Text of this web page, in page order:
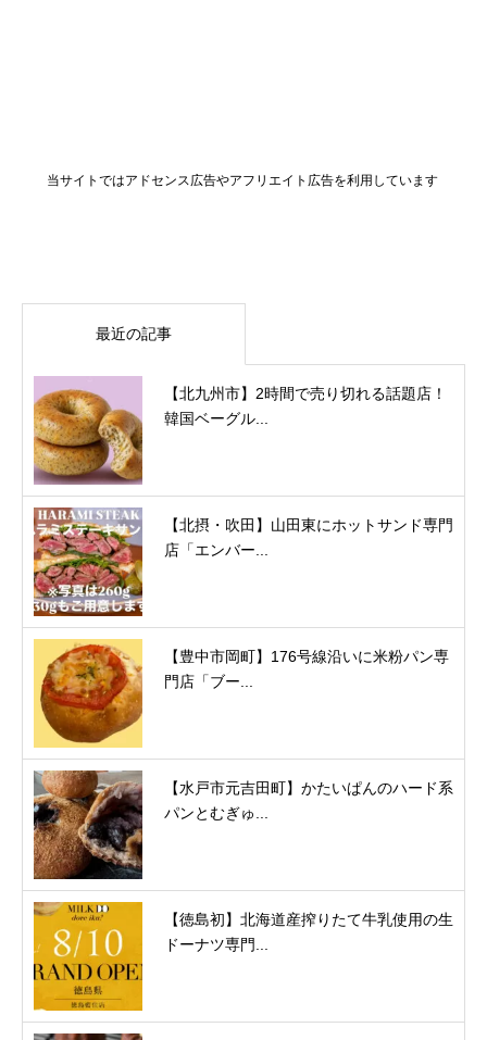
当サイトではアドセンス広告やアフリエイト広告を利用しています
最近の記事
【北九州市】2時間で売り切れる話題店！
韓国ベーグル...
【北摂・吹田】山田東にホットサンド専門
店「エンバー...
【豊中市岡町】176号線沿いに米粉パン専
門店「ブー...
【水戸市元吉田町】かたいぱんのハード系
パンとむぎゅ...
【徳島初】北海道産搾りたて牛乳使用の生
ドーナツ専門...